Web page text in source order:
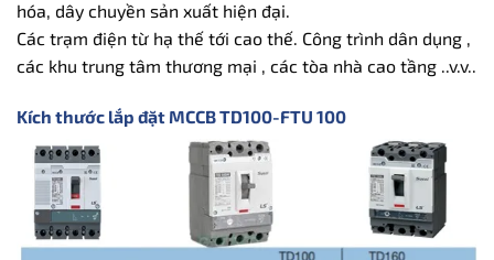
hóa, dây chuyền sản xuất hiện đại.
Các trạm điện từ hạ thế tới cao thế. Công trình dân dụng ,
các khu trung tâm thương mại , các tòa nhà cao tầng ..v.v..
Kích thước lắp đặt MCCB TD100-FTU 100